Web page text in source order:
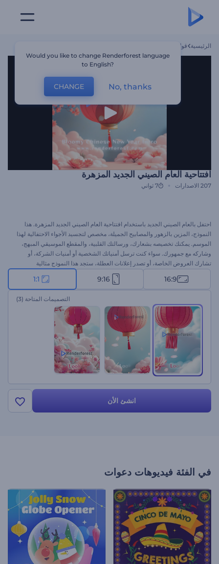
الرئيسية قوالب
افتتاحية العام الصيني الجديد المزهرة
207 الاصدارات 7 ثواني
احتفل بالعام الصيني الجديد باستخدام افتتاحية العام الصيني الجديد المزهرة. هذا
النموذج، المزين بالزهور والمصابيح الجميلة، مخصص لتجسيد الأجواء الاحتفالية لهذا
الموسم. يمكنك تخصيصه بشعارك، ورسالتك القلبية، والمقطع الموسيقي المبهج،
وشاركه مع جمهورك. سواء كنت ترسل أمنياتك الشخصية أو أمنيات الشركة، أو
تشارك العروض الخاصة، أو تصدر إعلانات العطلة، ستجد هذا النموذج مثالية
16:9
9:16
1:1
التصميمات المتاحة (3)
انشئ الأن
في الفئة فيديوهات دعوات
Would you like to change Renderforest language
to English?
CHANGE No, thanks